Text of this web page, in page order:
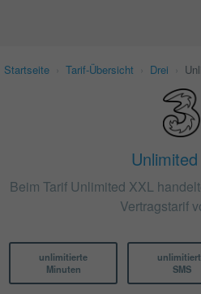
Startseite Tarif-Übersicht Drei
Beim Tarif Unlimited XXL
Vertragstarif
unlimitierte
Minuten
SMS